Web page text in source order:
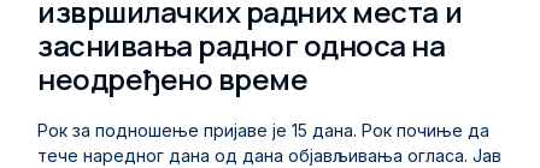
е број рекламација, у условима значајно повећаног об
има саобраћаја, враћа на ниво приближан 2019. годин
и, показује да је успостављени систем заштите права
путника функционалан, усклађен са европским станда
иректората као надлежног органа за организацију и к
оординацију националног система трагања и спасава
ња. Након тога, учесницима се обратио и шеф францу
ског Контролог центра мисије (MCC) Давид Пудвињ, к
мрежа и да овакви састанци доносе плодне и садржа
јне дискусије. Током тродневног догађаја, учесници ћ
извршилачких радних места и
заснивања радног односа на
неодређено време
Рок за подношење пријаве је 15 дана. Рок почиње да
тече наредног дана од дана објављивања огласа. Јав